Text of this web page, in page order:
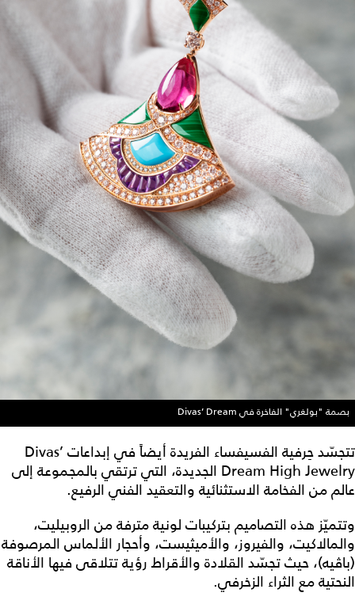
بصمة "بولغري" الفاخرة في Divas’ Dream
تتجسّد حِرفية الفسيفساء الفريدة أيضاً في إبداعات Divas’
Dream High Jewelry الجديدة، التي ترتقي بالمجموعة إلى
عالم من الفخامة الاستثنائية والتعقيد الفني الرفيع.
وتتميّز هذه التصاميم بتركيبات لونية مترفة من الروبيليت،
والمالاكيت، والفيروز، والأميثيست، وأحجار الألماس المرصوفة
(باڤيه)، حيث تجسّد القلادة والأقراط رؤية تتلاقى فيها الأناقة
النحتية مع الثراء الزخرفي.